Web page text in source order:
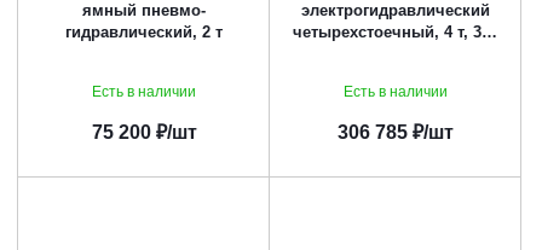
ямный пневмо-
гидравлический, 2 т
Есть в наличии
75 200₽/шт
электрогидравлический
четырехстоечный, 4 т, 380
Есть в наличии
306 785 ₽/шт